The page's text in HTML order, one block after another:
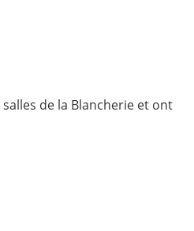
de la Blancherie et ont